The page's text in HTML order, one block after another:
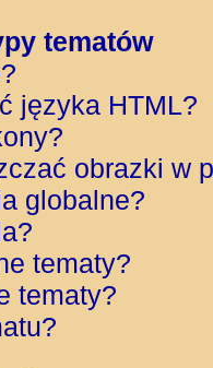
tematów
języka HTML?
obrazki w
globalne?
tematy?
tematy?